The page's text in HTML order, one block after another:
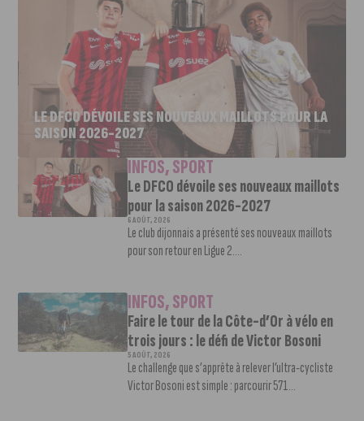
LE DFCO DÉVOILE SES NOUVEAUX MAILLOTS POUR LA
SAISON 2026-2027
INFOS,SPORT
Le DFCO dévoile ses nouveaux maillots
pour la saison 2026-2027
6 AOÛT, 2026
Le club dijonnais a présenté ses nouveaux maillots
pour son retour en Ligue 2....
INFOS,SPORT
Faire le tour de la Côte-d’Or à vélo en
trois jours : le défi de Victor Bosoni
5 AOÛT, 2026
Le challenge que s’apprête à relever l’ultra-cycliste
Victor Bosoni est simple : parcourir 571...